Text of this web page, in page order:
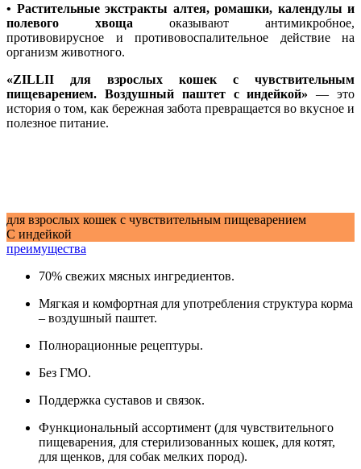
• Растительные экстракты алтея, ромашки, календулы и
полевого хвоща оказывают антимикробное,
противовирусное и противовоспалительное действие на
организм животного.
«ZILLII для взрослых кошек с чувствительным
пищеварением. Воздушный паштет с индейкой» — это
история о том, как бережная забота превращается во вкусное и
полезное питание.
для взрослых кошек с чувствительным пищеварением
С индейкой
преимущества
70% свежих мясных ингредиентов.
Мягкая и комфортная для употребления структура корма
– воздушный паштет.
Полнорационные рецептуры.
Без ГМО.
Поддержка суставов и связок.
Функциональный ассортимент (для чувствительного
пищеварения, для стерилизованных кошек, для котят,
для щенков, для собак мелких пород).